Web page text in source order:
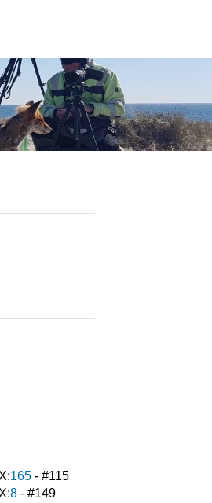
165- #115
8- #149